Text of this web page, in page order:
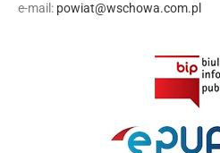
e-mail: powiat@wschowa.com.pl